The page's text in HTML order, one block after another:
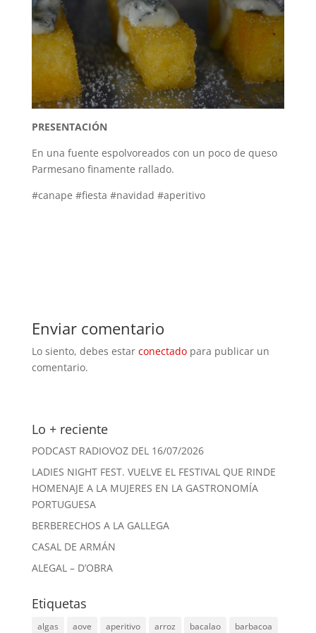
PRESENTACIÓN
En una fuente espolvoreados con un poco de queso
Parmesano finamente rallado.
#canape #fiesta #navidad #aperitivo
Enviar comentario
Lo siento, debes estar conectadopara publicar un
comentario.
Lo + reciente
PODCAST RADIOVOZ DEL 16/07/2026
LADIES NIGHT FEST. VUELVE EL FESTIVAL QUE RINDE
HOMENAJE A LA MUJERES EN LA GASTRONOMÍA
PORTUGUESA
BERBERECHOS A LA GALLEGA
CASAL DE ARMÁN
ALEGAL – D’OBRA
Etiquetas
algas aove aperitivo arroz bacalao
barbacoa